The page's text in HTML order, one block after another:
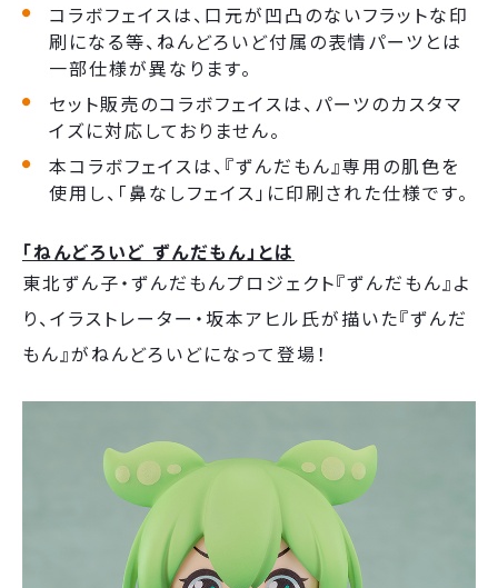
コラボフェイスは、口元が凹凸のないフラットな印
刷になる等、ねんどろいど付属の表情パーツとは
一部仕様が異なります。
セット販売のコラボフェイスは、パーツのカスタマ
イズに対応しておりません。
本コラボフェイスは、『ずんだもん』専用の肌色を
使用し、「鼻なしフェイス」に印刷された仕様です。
「ねんどろいど ずんだもん」とは
東北ずん子・ずんだもんプロジェクト『ずんだもん』よ
り、イラストレーター・坂本アヒル氏が描いた『ずんだ
もん』がねんどろいどになって登場！